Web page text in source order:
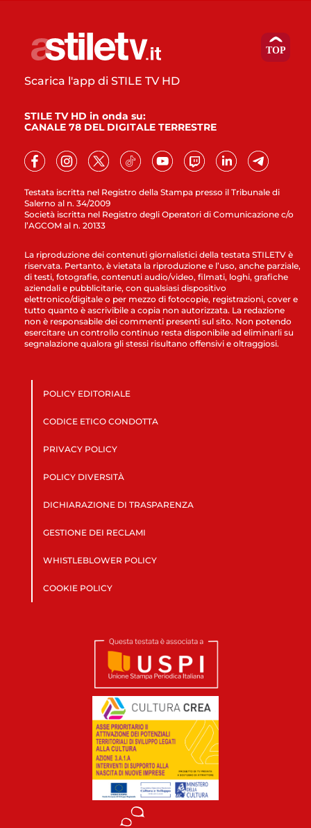
Testata iscritta nel Registro della Stampa presso il Tribunale di
Salerno al n. 34/2009
Società iscritta nel Registro degli Operatori di Comunicazione c/o
l’AGCOM al n. 20133
Scarica l'app di STILE TV HD
STILE TV HD in onda su:
CANALE 78 DEL DIGITALE TERRESTRE
La riproduzione dei contenuti giornalistici della testata STILETV è
riservata. Pertanto, è vietata la riproduzione e l’uso, anche parziale,
di testi, fotografie, contenuti audio/video, filmati, loghi, grafiche
aziendali e pubblicitarie, con qualsiasi dispositivo
elettronico/digitale o per mezzo di fotocopie, registrazioni, cover e
tutto quanto è ascrivibile a copia non autorizzata. La redazione
non è responsabile dei commenti presenti sul sito. Non potendo
esercitare un controllo continuo resta disponibile ad eliminarli su
segnalazione qualora gli stessi risultano offensivi e oltraggiosi.
POLICY EDITORIALE
CODICE ETICO CONDOTTA
PRIVACY POLICY
POLICY DIVERSITÀ
DICHIARAZIONE DI TRASPARENZA
GESTIONE DEI RECLAMI
WHISTLEBLOWER POLICY
COOKIE POLICY